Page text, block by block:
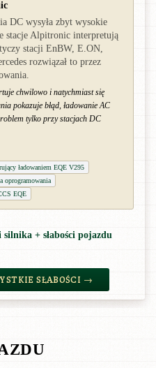
DC wysyła zbyt wysokie
stacje Alpitronic interpretują
stacji EnBW, E.ON,
rozwiązał to przez
chwilowo i natychmiast się
pokazuje błąd, ładowanie AC
tylko przy stacjach DC
ładowaniem EQE V295
oprogramowania
EQE
silnika + słabości pojazdu
SŁABOŚCI →